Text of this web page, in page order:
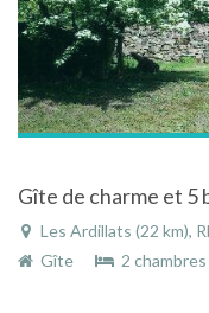
Les Ardillats (22 km),
Gîte
2 chambres